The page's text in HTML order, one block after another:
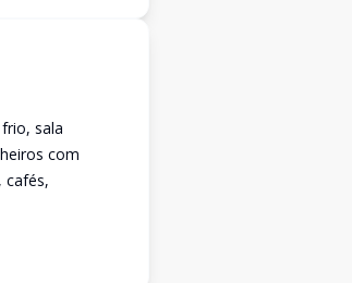
sala
com
cafés,